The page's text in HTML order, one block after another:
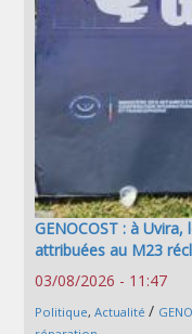
GENOCOST : à
attribuées au M23
03/08/2026 - 11:47
Politique, Actualité /